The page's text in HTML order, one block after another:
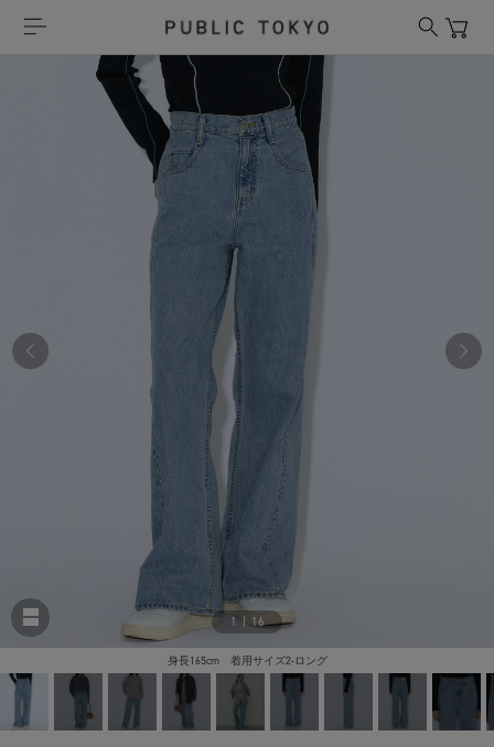
1 | 16
身長165cm 着用サイズ2-ロング